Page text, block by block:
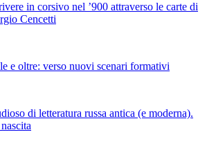
in corsivo nel ’900 attraverso le carte di
Cencetti
e oltre: verso nuovi scenari formativi
di letteratura russa antica (e moderna).